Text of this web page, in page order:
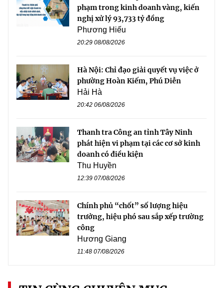
phạm trong kinh doanh vàng, kiến
nghị xử lý 93,733 tỷ đồng
Phương Hiếu
20:29 08/08/2026
Hà Nội: Chỉ đạo giải quyết vụ việc ở
phường Hoàn Kiếm, Phú Diễn
Hải Hà
20:42 06/08/2026
Thanh tra Công an tỉnh Tây Ninh
phát hiện vi phạm tại các cơ sở kinh
doanh có điều kiện
Thu Huyền
12:39 07/08/2026
Chính phủ “chốt” số lượng hiệu
trưởng, hiệu phó sau sắp xếp trường
công
Hương Giang
11:48 07/08/2026